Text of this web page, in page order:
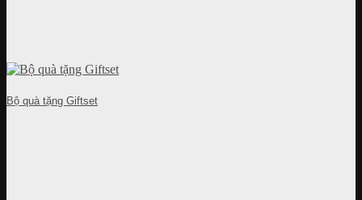
Bộ quà tặng Giftset